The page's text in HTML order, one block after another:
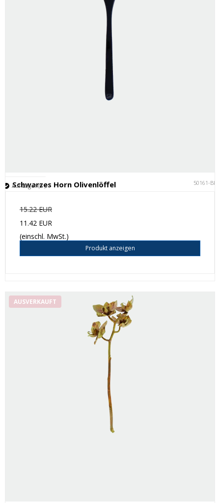
Schwarzes Horn Olivenlöffel 50161-BK
Auf Lager (9 )
15.22 EUR
11.42 EUR
(einschl. MwSt.)
Produkt anzeigen
AUSVERKAUFT